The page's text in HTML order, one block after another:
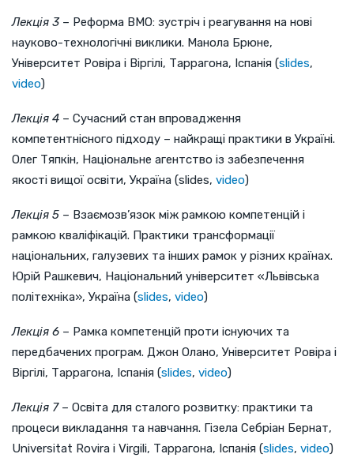
Лекція 3– Реформа ВМО: зустріч і реагування на нові
науково-технологічні виклики. Манола Брюне,
Університет Ровіра і Віргілі, Таррагона, Іспанія (slides,
video)
Лекція 4 – Сучасний стан впровадження
компетентнісного підходу – найкращі практики в Україні.
Олег Тяпкін, Національне агентство із забезпечення
якості вищої освіти, Україна (slides, video)
Лекція 5 – Взаємозв’язок між рамкою компетенцій і
рамкою кваліфікацій. Практики трансформації
національних, галузевих та інших рамок у різних країнах.
Юрій Рашкевич, Національний університет «Львівська
політехніка», Україна (slides, video)
Лекція 6 – Рамка компетенцій проти існуючих та
передбачених програм. Джон Олано, Університет Ровіра і
Віргілі, Таррагона, Іспанія (slides, video)
Лекція 7– Освіта для сталого розвитку: практики та
процеси викладання та навчання. Гізела Себріан Бернат,
Universitat Rovira i Virgili, Таррагона, Іспанія (slides, video)